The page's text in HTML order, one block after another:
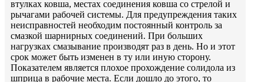
втулках ковша, местах соединения ковша со стрелой и
рычагами рабочей системы. Для предупреждения таких
неисправностей необходим постоянный контроль за
смазкой шарнирных соединений. При больших
нагрузках смазывание производят раз в день. Но и этот
срок может быть изменен в ту или иную сторону.
Показателем является плохое прохождение солидола из
шприца в рабочие места. Если дошло до этого, то